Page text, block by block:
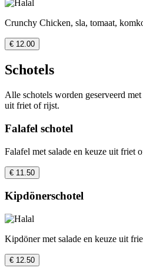
Crunchy Chicken, sla, tomaat,
€ 12.00
Schotels
Alle schotels worden geserveerd
uit friet of rijst.
Falafel schotel
Falafel met salade en keuze uit friet
€ 11.50
Kipdönerschotel
Kipdöner met salade en keuze uit
€ 12.50